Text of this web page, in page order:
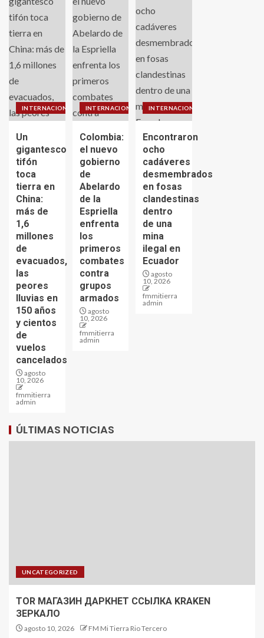
INTERNACIONALES
Un
gigantesco
tifón
toca
tierra en
China:
más de
1,6
millones
de
evacuados,
las
peores
lluvias en
150 años
y cientos
de
vuelos
cancelados
agosto
10, 2026
fmmitierra
admin
INTERNACIONALES
Colombia:
el nuevo
gobierno
de
Abelardo
de la
Espriella
enfrenta
los
primeros
combates
contra
grupos
armados
agosto
10, 2026
fmmitierra
admin
INTERNACIONALES
Encontraron
ocho
cadáveres
desmembrados
en fosas
clandestinas
dentro
de una
mina
ilegal en
Ecuador
agosto
10, 2026
fmmitierra
admin
ÚLTIMAS NOTICIAS
UNCATEGORIZED
TOR МАГАЗИН ДАРКНЕТ ССЫЛКА KRAKEN
ЗЕРКАЛО
agosto 10, 2026 FM Mi Tierra Rio Tercero